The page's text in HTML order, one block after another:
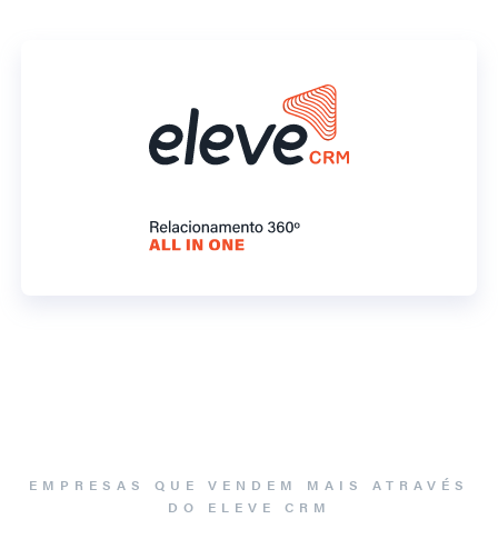
EMPRESAS QUE VENDEM MAIS ATRAVÉS
DO ELEVE CRM